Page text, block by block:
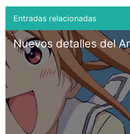
Nuevos detalles del